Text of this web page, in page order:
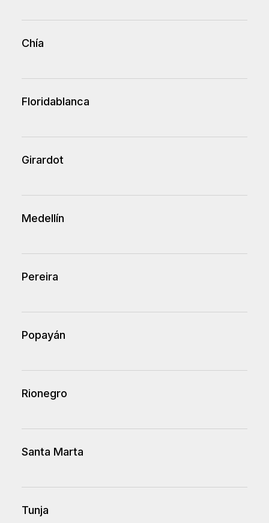
Chía
Floridablanca
Girardot
Medellín
Pereira
Popayán
Rionegro
Santa Marta
Tunja